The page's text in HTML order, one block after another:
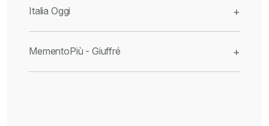
Italia Oggi +
MementoPiù - Giuffré +